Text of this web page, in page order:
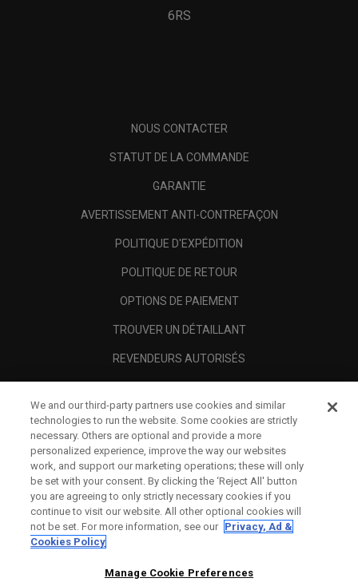
6RS
NOUS CONTACTER
STATUT DE LA COMMANDE
GARANTIE
AVERTISSEMENT ANTI-CONTREFAÇON
POLITIQUE D'EXPÉDITION
POLITIQUE DE RETOUR
OPTIONS DE PAIEMENT
TROUVER UN DÉTAILLANT
REVENDEURS AUTORISÉS
A PROPOS
MENTIONS LÉGALES
We and our third-party partners use cookies and similar
technologies to run the website. Some cookies are strictly
necessary. Others are optional and provide a more
personalized experience, improve the way our websites
work, and support our marketing operations; these will only
be set with your consent. By clicking the ‘Reject All' button
you are agreeing to only strictly necessary cookies if you
continue to visit our website. All other optional cookies will
not be set. For more information, see our Privacy, Ad &
Cookies Policy
Manage Cookie Preferences